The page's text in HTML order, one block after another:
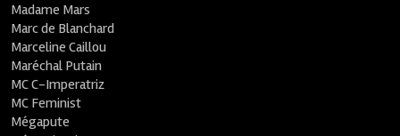
Madame Mars
Marc de Blanchard
Marceline Caillou
Maréchal Putain
MC C-Imperatriz
MC Feminist
Mégapute